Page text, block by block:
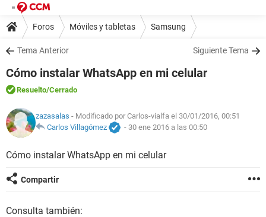
Foros Móviles y tabletas Samsung
Tema Anterior Siguiente Tema
Cómo instalar WhatsApp en mi celular
Resuelto/Cerrado
zazasalas - Modificado por Carlos-vialfa el 30/01/2016, 00:51
Carlos Villagómez
- 30 ene 2016 a las 00:50
Cómo instalar WhatsApp en mi celular
Compartir
Consulta también: